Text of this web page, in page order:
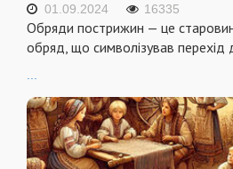
01.09.2024 16335
Обряди пострижин — це
обряд, що символізував перехід